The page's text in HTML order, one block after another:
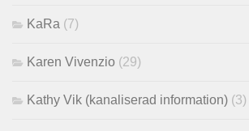
KaRa (7)
Karen Vivenzio (29)
Kathy Vik (kanaliserad information) (3)